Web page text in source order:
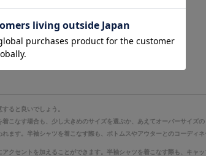
ると良いでしょう。
こなす場合も、少し大きめのサイズを選ぶか、あえてオーバーサイズの
ます。半袖シャツを着こなす際も、ボトムスやアウターとのコーディ
クセントを加えることができます。半袖シャツを着こなす際も、キャ